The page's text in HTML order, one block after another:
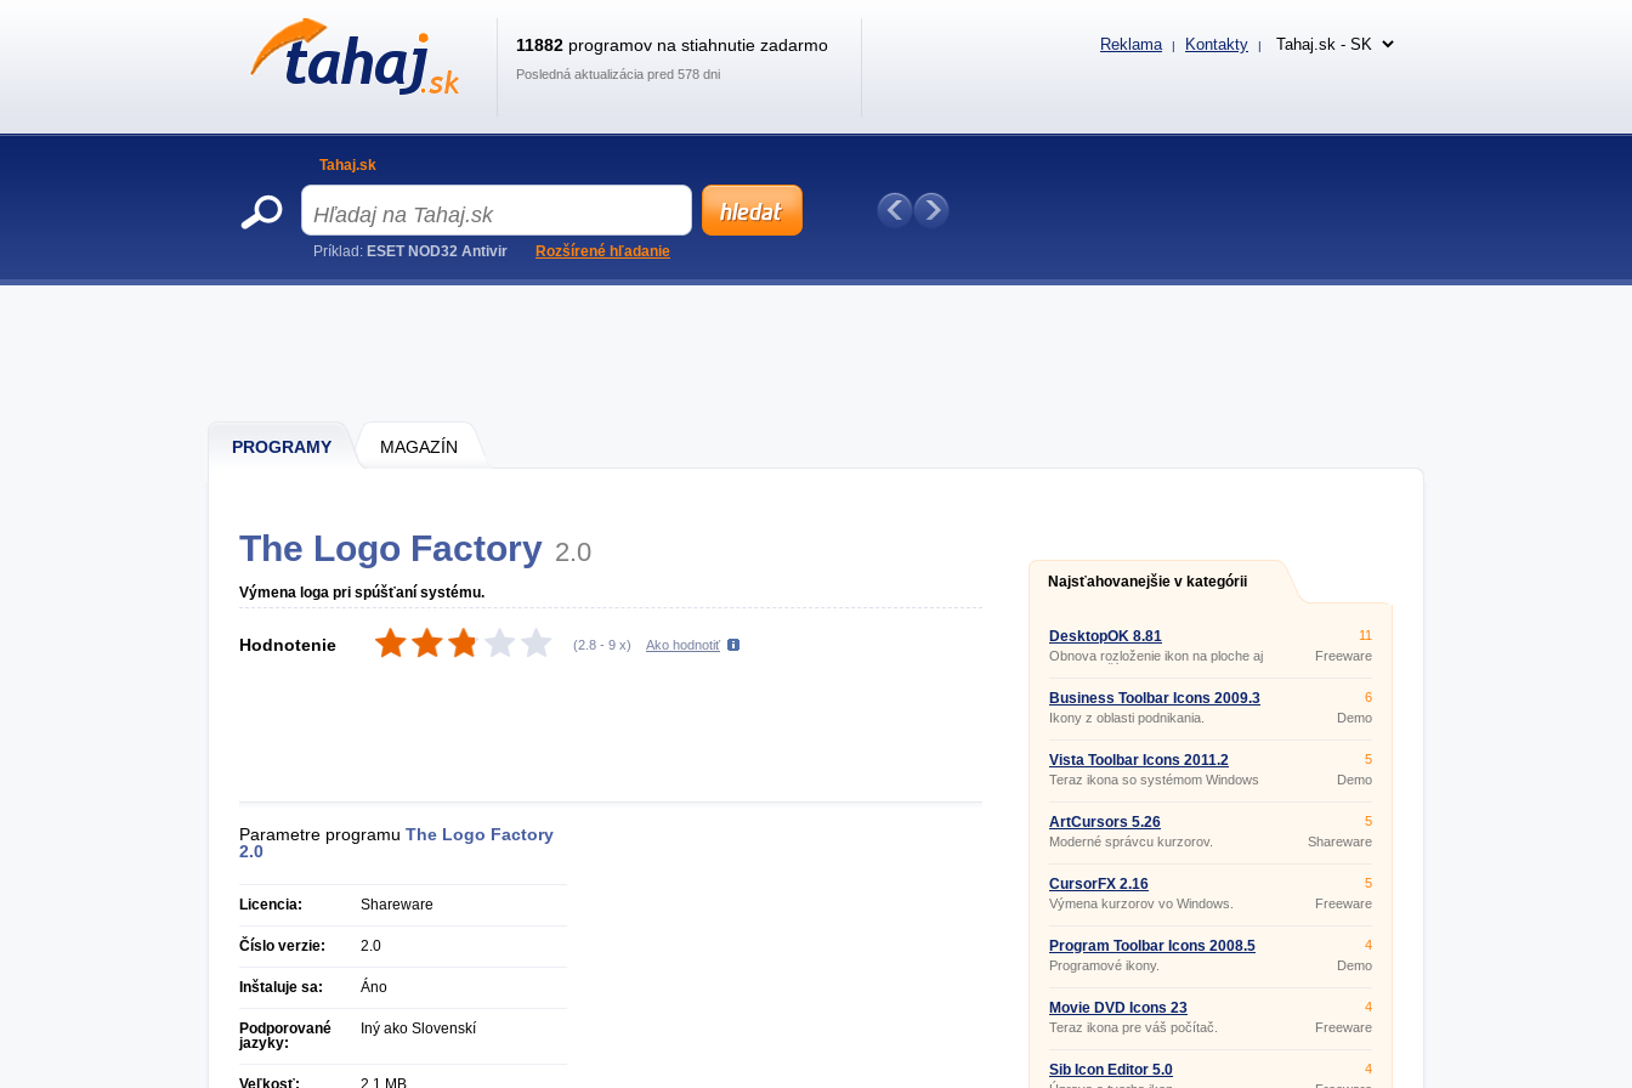
PROGRAMY MAGAZÍN
The Logo Factory 2.0
Výmena loga pri spúšťaní systému.
Hodnotenie (2.8 - 9 x) Ako hodnotiť
Parametre programu The Logo Factory
2.0
Licencia: Shareware
Číslo verzie: 2.0
Inštaluje sa: Áno
Podporované
jazyky:
Iný ako Slovenskí
Veľkosť: 2,1 MB
Najsťahovanejšie v kategórii
DesktopOK 8.81
Obnova rozloženie ikon na ploche aj
pre viac užívateľov.
11
Freeware
Business Toolbar Icons 2009.3
Ikony z oblasti podnikania.
6
Demo
Vista Toolbar Icons 2011.2
Teraz ikona so systémom Windows
5
Demo
ArtCursors 5.26
Moderné správcu kurzorov.
5
Shareware
CursorFX 2.16
Výmena kurzorov vo Windows.
5
Freeware
Program Toolbar Icons 2008.5
Programové ikony.
4
Demo
Movie DVD Icons 23
Teraz ikona pre váš počítač.
4
Freeware
Sib Icon Editor 5.0
4
11882 programov na stiahnutie zadarmo
Posledná aktualizácia pred 578 dni
Reklama | Kontakty |
Tahaj.sk
Príklad: ESET NOD32 Antivir Rozšírené hľadanie